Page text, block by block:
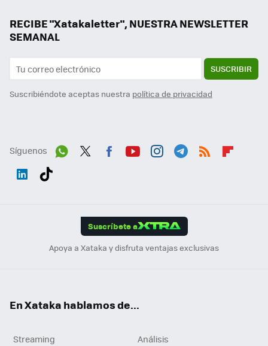
RECIBE "Xatakaletter", NUESTRA NEWSLETTER
SEMANAL
SUSCRIBIR
Suscribiéndote aceptas nuestra política de privacidad
Síguenos
Suscríbete a
Apoya a Xataka y disfruta ventajas exclusivas
En Xataka hablamos de...
Streaming
Análisis